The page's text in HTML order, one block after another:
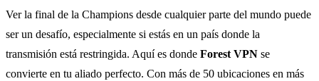
Ver la final de la Champions desde cualquier parte del mundo puede
ser un desafío, especialmente si estás en un país donde la
transmisión está restringida. Aquí es donde Forest VPN se
convierte en tu aliado perfecto. Con más de 50 ubicaciones en más